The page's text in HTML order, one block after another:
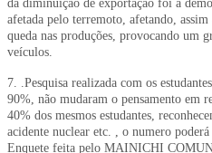
da diminuição de exportação foi a
afetada pelo terremoto, afetando,
queda nas produções, provocando um
veículos.
7. .Pesquisa realizada com os
90%, não mudaram o pensamento em
40% dos mesmos estudantes,
acidente nuclear etc. , o numero
Enquete feita pelo MAINICHI